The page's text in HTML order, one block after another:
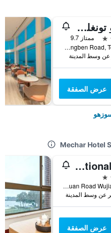
سوتشو تونغلي ليك فيو هوتل
ممتاز 9.7
No. 8 Chongben Road, Tongli Town, سوزهو, الصين
عرض الصفقة
Dyna Sun International Hotel
No 88 Wenyuan Road Wujiang District, سوزهو, الصين
عرض الصفقة